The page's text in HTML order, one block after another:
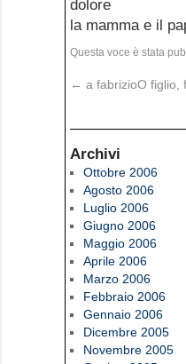
dolore
la mamma e il
Questa voce è stata
← a fabrizioO figlio,
Archivi
Ottobre 2006
Agosto 2006
Luglio 2006
Giugno 2006
Maggio 2006
Aprile 2006
Marzo 2006
Febbraio 2006
Gennaio 2006
Dicembre 2005
Novembre 2005